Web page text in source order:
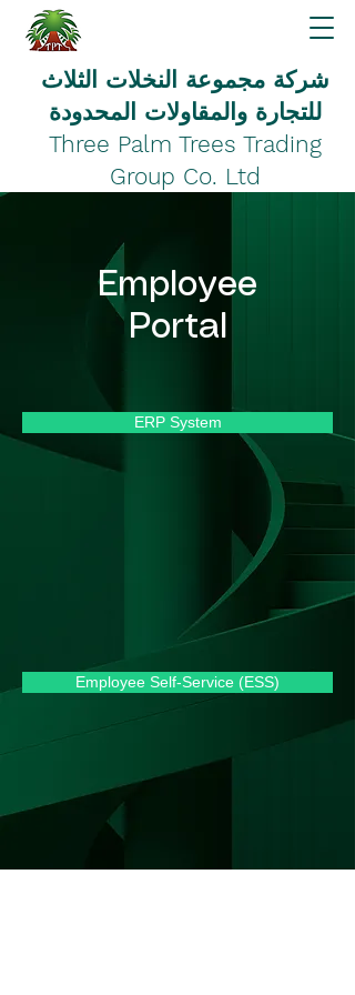
شركة مجموعة النخلات الثلاث
للتجارة والمقاولات المحدودة
Three Palm Trees Trading
Group Co. Ltd
Employee
Portal
ERP System
Employee Self-Service (ESS)